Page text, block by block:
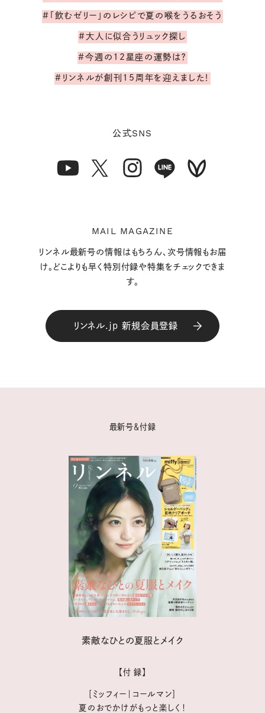
#「飲むゼリー」のレシピで夏の喉をうるおそう
#大人に似合うリュック探し
#今週の12星座の運勢は？
#リンネルが創刊15周年を迎えました！
公式SNS
MAIL MAGAZINE
リンネル最新号の情報はもちろん、次号情報もお届
け。どこよりも早く特別付録や特集をチェックできま
す。
リンネル.jp 新規会員登録
最新号＆付録
素敵なひとの夏服とメイク
【付 録】
［ミッフィー｜コールマン］
夏のおでかけがもっと楽しく！